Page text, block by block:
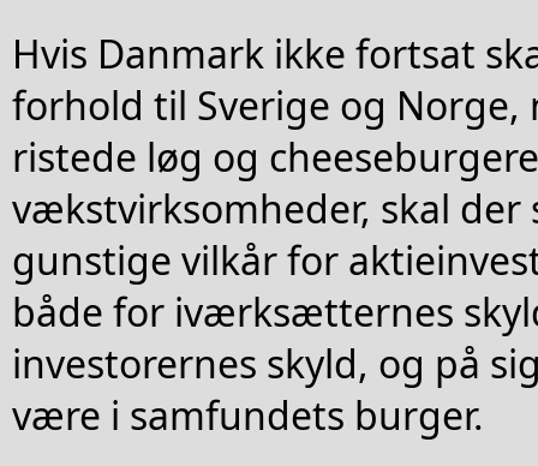
Hvis Danmark ikke fortsat
forhold til Sverige og
ristede løg og
vækstvirksomheder, skal der
gunstige vilkår for
både for iværksætternes
investorernes skyld, og på
være i samfundets burger.